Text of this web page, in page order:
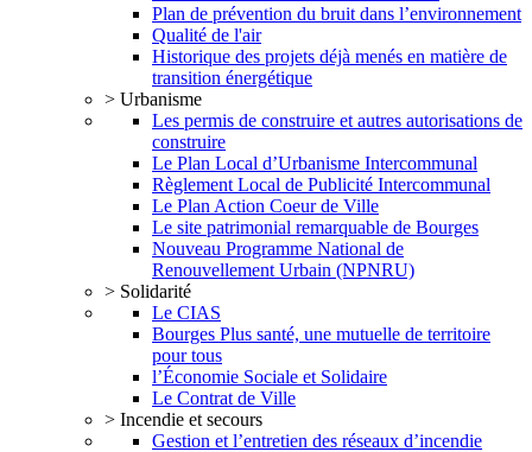
Plan de prévention du bruit dans l’environnement
Qualité de l'air
Historique des projets déjà menés en matière de
transition énergétique
> Urbanisme
Les permis de construire et autres autorisations de
construire
Le Plan Local d’Urbanisme Intercommunal
Règlement Local de Publicité Intercommunal
Le Plan Action Coeur de Ville
Le site patrimonial remarquable de Bourges
Nouveau Programme National de
Renouvellement Urbain (NPNRU)
> Solidarité
Le CIAS
Bourges Plus santé, une mutuelle de territoire
pour tous
l’Économie Sociale et Solidaire
Le Contrat de Ville
> Incendie et secours
Gestion et l’entretien des réseaux d’incendie